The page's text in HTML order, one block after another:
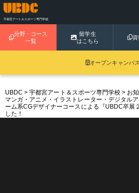
宇都宮アート＆スポーツ専門学校
分野・コース
一覧
留学生
はこちら
オープンキャンパス
UBDC >宇都宮アート＆スポーツ専門学校> お
マンガ・アニメ・イラストレーター・デジタル
ーム系CGデザイナーコースによる『UBDC卒展
した！